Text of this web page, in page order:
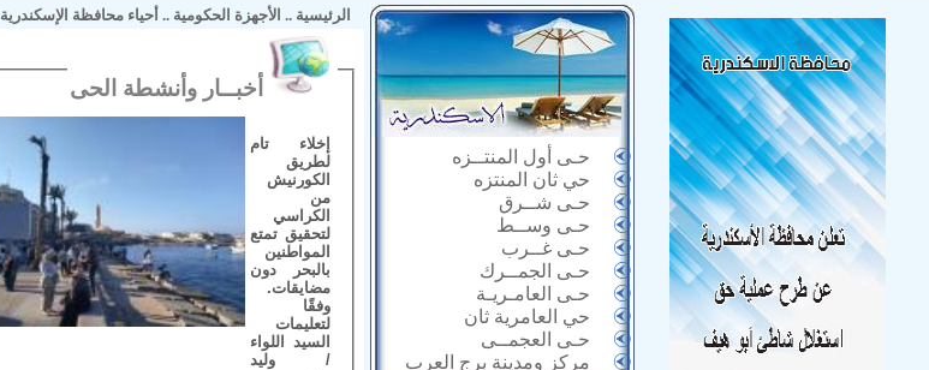
حـى أول المنتــزه
حي ثان المنتزه
حـى شــرق
حـى وســط
حـى غــرب
حـى الجمــرك
حـى العامـريـة
حي العامرية ثان
حـى العجمــى
مركز ومدينة برج العرب
الرئيسية .. الأجهزة الحكومية .. أحياء محافظة الإسكندرية
إخلاء تام
لطريق
الكورنيش
من
الكراسي
لتحقيق تمتع
المواطنين
بالبحر دون
مضايقات.
وفقًا
لتعليمات
السيد اللواء
/ وليد